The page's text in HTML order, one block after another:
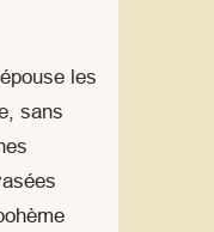
les
sans